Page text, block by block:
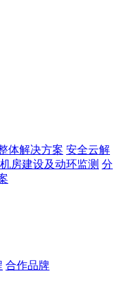
体解决方案 安全云解
房建设及动环监测 分
合作品牌